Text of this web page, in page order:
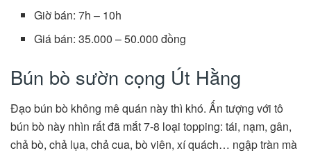
Giờ bán: 7h – 10h
Giá bán: 35.000 – 50.000 đồng
Bún bò sườn cọng Út Hằng
Đạo bún bò không mê quán này thì khó. Ấn tượng với tô
bún bò này nhìn rất đã mắt 7-8 loại topping: tái, nạm, gân,
chả bò, chả lụa, chả cua, bò viên, xí quách… ngập tràn mà